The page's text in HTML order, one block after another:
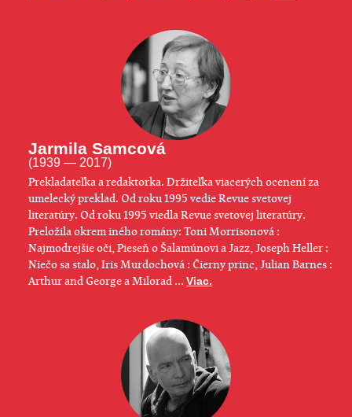
Jarmila Samcová
(1939 — 2017)
Prekladateľka a redaktorka. Držiteľka viacerých ocenení za
umelecký preklad. Od roku 1995 vedie Revue svetovej
literatúry. Od roku 1995 viedla Revue svetovej literatúry.
Preložila okrem iného romány: Toni Morrisonová :
Najmodrejšie oči, Pieseň o Šalamúnovi a Jazz, Joseph Heller :
Niečo sa stalo, Iris Murdochová : Čierny princ, Julian Barnes :
Arthur and George a Milorad ...Viac.